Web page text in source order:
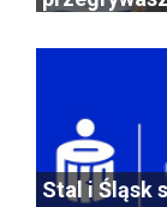
Stal i Śląsk